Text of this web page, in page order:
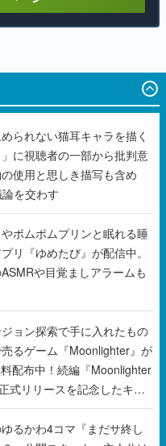
られない猫耳キャラを描く
」に視聴者の一部から批判意
使用と思しき描写も含め
論を交わす
ポムポムプリンと眠れる睡
リ『ゆめたび』が配信中。
や目覚ましアラームも
ョン探索で手に入れたもの
るゲーム『Moonlighter』が
配布中！続編『Moonlighter
式リリースを記念したキャ
るかわ4コマ『まだサ終し
』公開スタート。主人公は
ダイヤ、ゲーム会社を舞台
応する社員たちを描く